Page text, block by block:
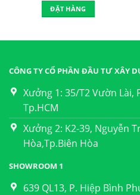
ĐẶT HÀNG
CÔNG TY CỔ PHẦN ĐẦU TƯ XÂY
Xưởng 1: 35/T2 Vườn Lài,
Tp.HCM
Xưởng 2: K2-39, Nguyễn
Hòa,Tp.Biên Hòa
SHOWROOM 1
639 QL13, P. Hiệp Bình